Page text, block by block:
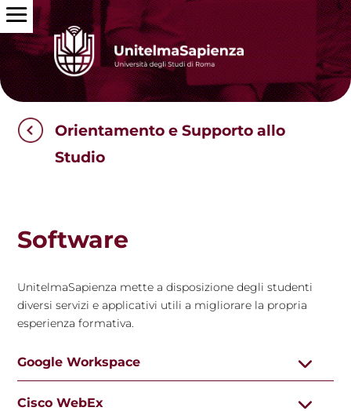
Orientamento e Supporto allo
Studio
Software
UnitelmaSapienza mette a disposizione degli studenti
diversi servizi e applicativi utili a migliorare la propria
esperienza formativa.
Google Workspace
Cisco WebEx